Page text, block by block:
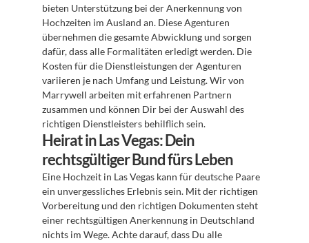
bieten Unterstützung bei der Anerkennung von
Hochzeiten im Ausland an. Diese Agenturen
übernehmen die gesamte Abwicklung und sorgen
dafür, dass alle Formalitäten erledigt werden. Die
Kosten für die Dienstleistungen der Agenturen
variieren je nach Umfang und Leistung. Wir von
Marrywell arbeiten mit erfahrenen Partnern
zusammen und können Dir bei der Auswahl des
richtigen Dienstleisters behilflich sein.
Heirat in Las Vegas: Dein
rechtsgültiger Bund fürs Leben
Eine Hochzeit in Las Vegas kann für deutsche Paare
ein unvergessliches Erlebnis sein. Mit der richtigen
Vorbereitung und den richtigen Dokumenten steht
einer rechtsgültigen Anerkennung in Deutschland
nichts im Wege. Achte darauf, dass Du alle